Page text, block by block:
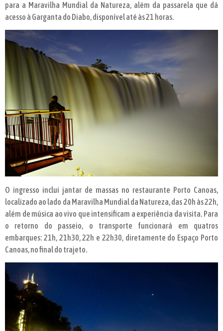
para a Maravilha Mundial da Natureza, além da passarela que dá
acesso à Garganta do Diabo, disponível até às 21 horas.
O ingresso inclui jantar de massas no restaurante Porto Canoas,
localizado ao lado da Maravilha Mundial da Natureza, das 20h às 22h,
além de música ao vivo que intensificam a experiência da visita. Para
o retorno do passeio, o transporte funcionará em quatros
embarques: 21h, 21h30, 22h e 22h30, diretamente do Espaço Porto
Canoas, no final do trajeto.